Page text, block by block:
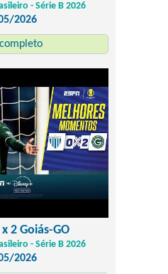
- Série B 2026
2026
2 Goiás-GO
- Série B 2026
2026